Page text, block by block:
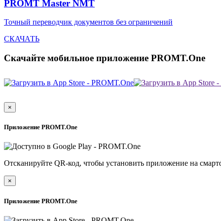
PROMT Master NMT
Точный переводчик документов без ограничений
СКАЧАТЬ
Скачайте мобильное приложение PROMT.One
×
Приложение PROMT.One
Отсканируйте QR-код, чтобы установить приложение на
×
Приложение PROMT.One